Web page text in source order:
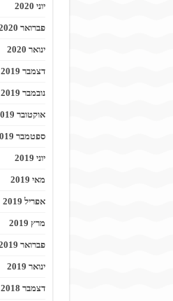
יוני 2020
פברואר 2020
ינואר 2020
דצמבר 2019
נובמבר 2019
אוקטובר 2019
ספטמבר 2019
יוני 2019
מאי 2019
אפריל 2019
מרץ 2019
פברואר 2019
ינואר 2019
דצמבר 2018